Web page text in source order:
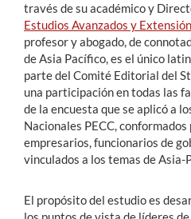
través de su académico y
Estudios Avanzados y Extensión
profesor y abogado, de
de Asia Pacífico, es el único
parte del Comité Editorial del
una participación en todas las
de la encuesta que se aplicó a
Nacionales PECC,
empresarios, funcionarios de
vinculados a los temas de Asia-
El propósito del estudio es